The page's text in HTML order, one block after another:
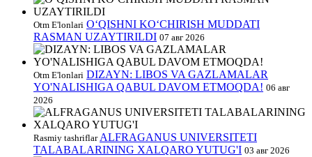
Otm E'lonlari O‘QISHNI KO‘CHIRISH MUDDATI
RASMAN UZAYTIRILDI 07 авг 2026
Otm E'lonlari DIZAYN: LIBOS VA GAZLAMALAR
YO'NALISHIGA QABUL DAVOM ETMOQDA! 06 авг
2026
Rasmiy tashriflar ALFRAGANUS UNIVERSITETI
TALABALARINING XALQARO YUTUG'I 03 авг 2026